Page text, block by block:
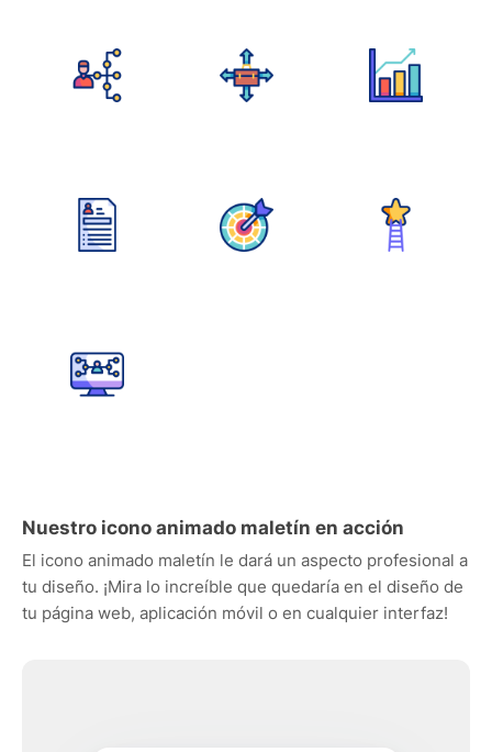
Nuestro icono animado maletín en acción
El icono animado maletín le dará un aspecto profesional a
tu diseño. ¡Mira lo increíble que quedaría en el diseño de
tu página web, aplicación móvil o en cualquier interfaz!